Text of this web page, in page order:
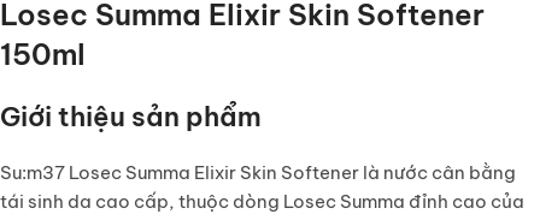
Losec Summa Elixir Skin Softener
150ml
Giới thiệu sản phẩm
Su:m37 Losec Summa Elixir Skin Softener là nước cân bằng
tái sinh da cao cấp, thuộc dòng Losec Summa đỉnh cao của